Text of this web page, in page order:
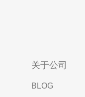
关于公司
BLOG